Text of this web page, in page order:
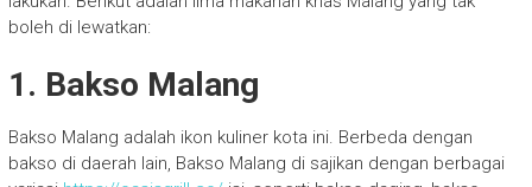
boleh di lewatkan:
1. Bakso Malang
Bakso Malang adalah ikon kuliner kota ini. Berbeda dengan
bakso di daerah lain, Bakso Malang di sajikan dengan berbagai